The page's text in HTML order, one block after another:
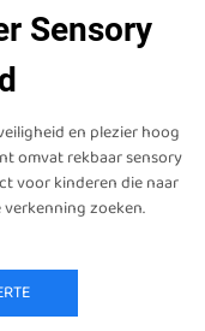
Sensory
en plezier hoog
omvat rekbaar sensory
voor kinderen die naar
zoeken.